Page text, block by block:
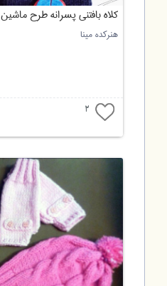
کلاه بافتنی پسرانه طرح ماشین
هنرکده مینا
2